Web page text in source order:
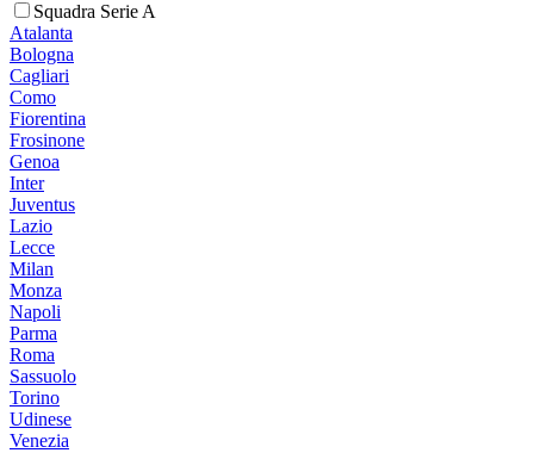
Squadra Serie A
Atalanta
Bologna
Cagliari
Como
Fiorentina
Frosinone
Genoa
Inter
Juventus
Lazio
Lecce
Milan
Monza
Napoli
Parma
Roma
Sassuolo
Torino
Udinese
Venezia